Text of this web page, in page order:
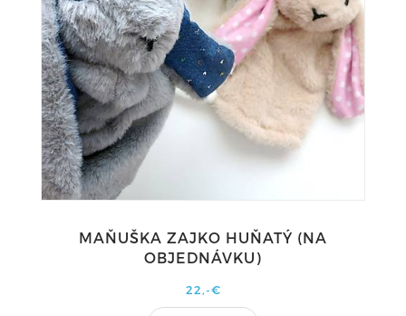
MAŇUŠKA ZAJKO HUŇATÝ (NA
OBJEDNÁVKU)
22,-€